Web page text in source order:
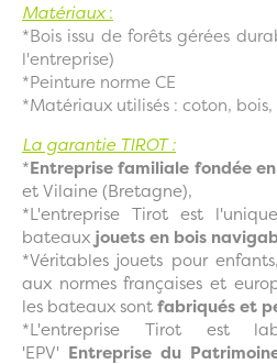
Matériaux:
*Bois issu de forêts gérées
l'entreprise)
*Peinture norme CE
*Matériaux utilisés : coton,
La garantie TIROT :
*Entreprise familiale fondée
et Vilaine (Bretagne),
*L'entreprise Tirot est
bateaux jouets en bois
*Véritables jouets pour
aux normes françaises et
les bateaux sontfabriqués et
*L'entreprise Tirot est
'EPV' Entreprise du